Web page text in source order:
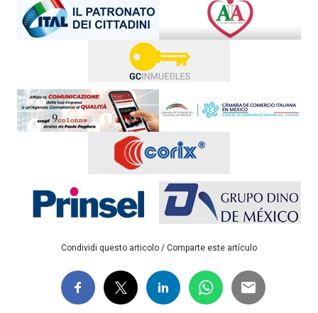
Condividi questo articolo / Comparte este artículo